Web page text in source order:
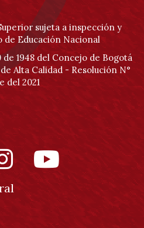
sujeta a inspección y
Educación Nacional
1948 del Concejo de Bogotá
Alta Calidad - Resolución N°
del 2021